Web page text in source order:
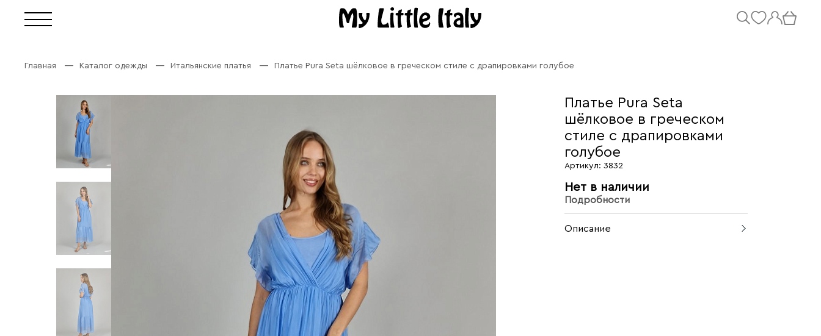
Главная Каталог одежды Итальянские платья Платье Pura Seta шёлковое в греческом стиле с драпировками голубое
Платье Pura Seta
шёлковое в греческом
стиле с драпировками
голубое
Артикул: 3832
Нет в наличии
Подробности
Описание